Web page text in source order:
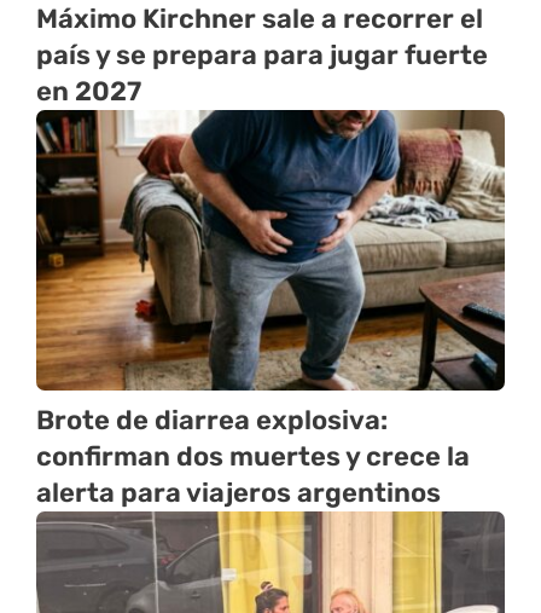
Máximo Kirchner sale a recorrer el
país y se prepara para jugar fuerte
en 2027
Brote de diarrea explosiva:
confirman dos muertes y crece la
alerta para viajeros argentinos